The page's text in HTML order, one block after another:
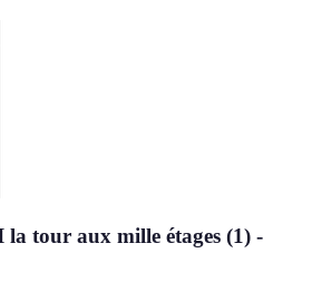
la tour aux mille étages (1) -